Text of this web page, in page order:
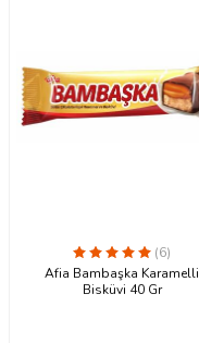
(6)
Afia Bambaşka Karamelli
Bisküvi 40 Gr